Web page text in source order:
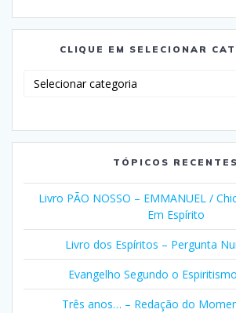
CLIQUE EM SELECIONAR
Categorias
TÓPICOS RECENTES
Livro PÃO NOSSO – EMMANUEL /
Em Espírito
Livro dos Espíritos – Pergunta
Evangelho Segundo o
Três anos… – Redação do